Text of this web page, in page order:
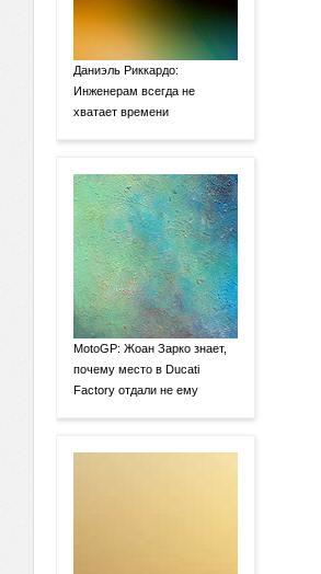
Даниэль Риккардо:
Инженерам всегда не
хватает времени
MotoGP: Жоан Зарко знает,
почему место в Ducati
Factory отдали не ему